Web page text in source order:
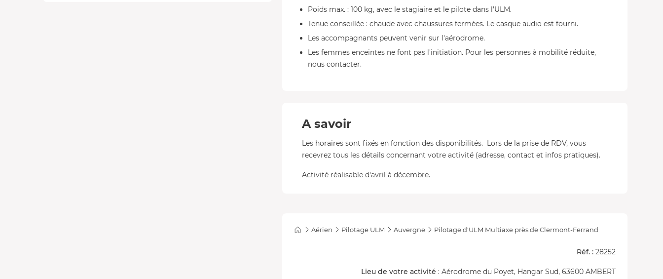
Poids max. : 100 kg, avec le stagiaire et le pilote dans l'ULM.
Tenue conseillée : chaude avec chaussures fermées. Le casque audio est fourni.
Les accompagnants peuvent venir sur l'aérodrome.
Les femmes enceintes ne font pas l'initiation. Pour les personnes à mobilité réduite,
nous contacter.
A savoir
Les horaires sont fixés en fonction des disponibilités. Lors de la prise de RDV, vous
recevrez tous les détails concernant votre activité (adresse, contact et infos pratiques).
Activité réalisable d'avril à décembre.
Aérien Pilotage ULM Auvergne Pilotage d'ULM Multiaxe près de Clermont-Ferrand
Réf. : 28252
Lieu de votre activité : Aérodrome du Poyet, Hangar Sud, 63600 AMBERT